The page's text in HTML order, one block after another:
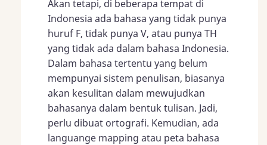
Akan tetapi, di beberapa tempat di
Indonesia ada bahasa yang tidak punya
huruf F, tidak punya V, atau punya TH
yang tidak ada dalam bahasa Indonesia.
Dalam bahasa tertentu yang belum
mempunyai sistem penulisan, biasanya
akan kesulitan dalam mewujudkan
bahasanya dalam bentuk tulisan. Jadi,
perlu dibuat ortografi. Kemudian, ada
languange mapping atau peta bahasa